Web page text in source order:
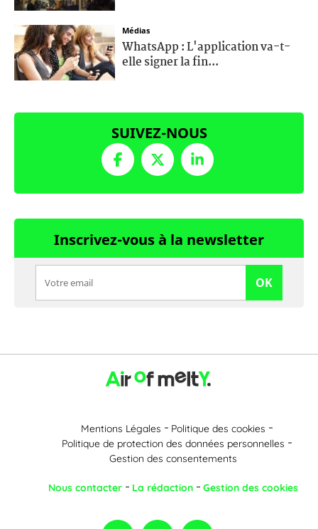
Médias
WhatsApp : L'application va-t-
elle signer la fin...
SUIVEZ-NOUS
Inscrivez-vous à la newsletter
OK
Mentions Légales
Politique des cookies
Politique de protection des données personnelles
Gestion des consentements
Nous contacter La rédaction Gestion des cookies